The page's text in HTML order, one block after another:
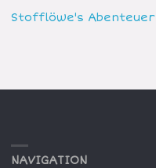
Stofflöwe's Abenteuer
NAVIGATION